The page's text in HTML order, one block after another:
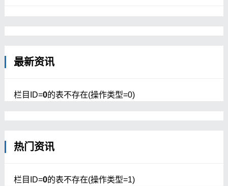
最新资讯
栏目ID=0的表不存在(操作类型=0)
热门资讯
栏目ID=0的表不存在(操作类型=1)